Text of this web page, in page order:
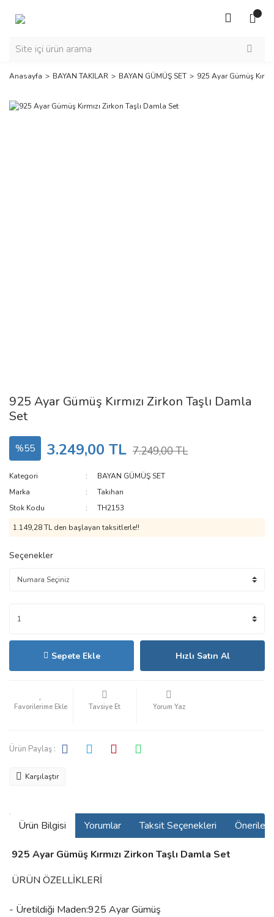
Anasayfa BAYAN TAKILAR BAYAN GÜMÜŞ SET 925 Ayar Gümüş
925 Ayar Gümüş Kırmızı Zirkon Taşlı Damla
Set
%55 3.249,00 TL 7.249,00 TL
Kategori
BAYAN GÜMÜŞ SET
Marka
Takıhan
Stok Kodu
TH2153
1.149,28 TL den başlayan taksitlerle!!
Seçenekler
Sepete Ekle Hızlı Satın Al
Tavsiye Et Yorum Yaz
Ürün Paylaş :
Karşılaştır
Ürün Bilgisi Yorumlar Taksit Seçenekleri
925 Ayar Gümüş Kırmızı Zirkon Taşlı Damla Set
ÜRÜN ÖZELLİKLERİ
- Üretildiği Maden:925 Ayar Gümüş